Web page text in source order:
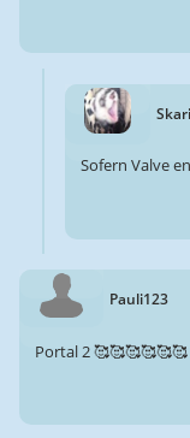
Sofern Valve
Pauli123
Portal 2 🥰🥰🥰🥰🥰🥰